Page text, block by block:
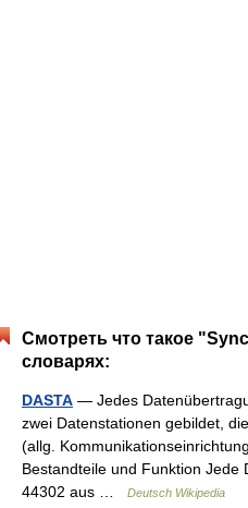
Смотреть что такое
словарях:
DASTA — Jedes
zwei Datenstationen gebildet,
(allg.
Bestandteile und Funktion Jede
44302 aus …
Deutsch Wikipedia